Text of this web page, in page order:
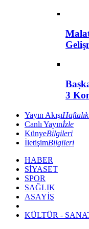
3
Yayın Akışı
Canlı Yayınİzle
KünyeBilgileri
İletişimBilgileri
HABER
SİYASET
SPOR
SAĞLIK
ASAYİŞ
KÜLTÜR -